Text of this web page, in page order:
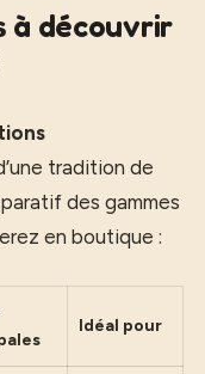
à découvrir
tradition de
des gammes
en boutique :
Idéal pour